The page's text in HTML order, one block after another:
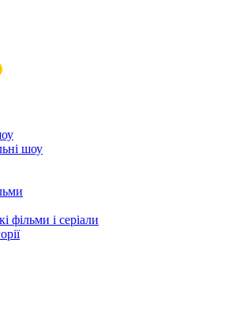
шоу
фільми і серіали